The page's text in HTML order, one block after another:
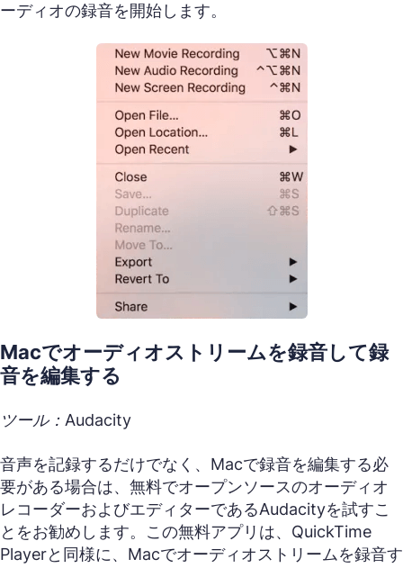
ーディオの録音を開始します。
Macでオーディオストリームを録音して録
音を編集する
ツール：Audacity
音声を記録するだけでなく、Macで録音を編集する必
要がある場合は、無料でオープンソースのオーディオ
レコーダーおよびエディターであるAudacityを試すこ
とをお勧めします。この無料アプリは、QuickTime
Playerと同様に、Macでオーディオストリームを録音す